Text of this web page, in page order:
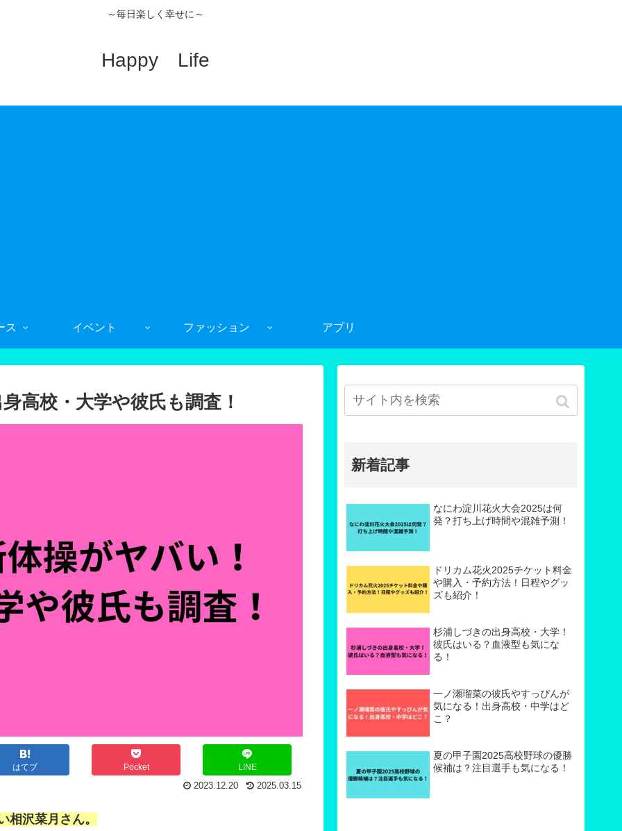
～毎日楽しく幸せに～
Happy Life
ス イベント ファッション アプリ
高校・大学や彼氏も調査！
はてブ Pocket
LINE
2025.03.15
2023.12.20
相沢菜月さん。
新着記事
なにわ淀川花火大会2025は何
発？打ち上げ時間や混雑予測！
ドリカム花火2025チケット料金
や購入・予約方法！日程やグッ
ズも紹介！
杉浦しづきの出身高校・大学！
彼氏はいる？血液型も気にな
る！
一ノ瀬瑠菜の彼氏やすっぴんが
気になる！出身高校・中学はど
こ？
夏の甲子園2025高校野球の優勝
候補は？注目選手も気になる！